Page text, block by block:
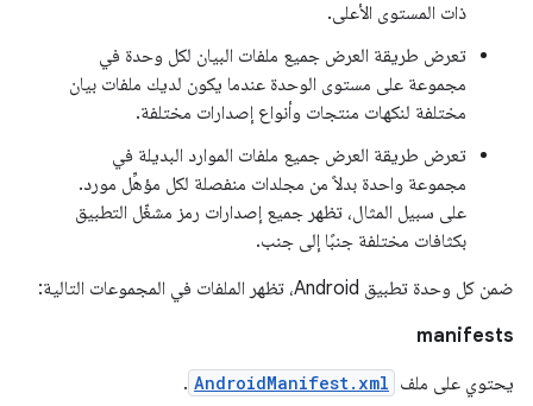
ذات المستوى الأعلى.
تعرض طريقة العرض جميع ملفات البيان لكل وحدة في
مجموعة على مستوى الوحدة عندما يكون لديك ملفات بيان
مختلفة لنكهات منتجات وأنواع إصدارات مختلفة.
تعرض طريقة العرض جميع ملفات الموارد البديلة في
مجموعة واحدة بدلاً من مجلدات منفصلة لكل مؤهِّل مورد.
على سبيل المثال، تظهر جميع إصدارات رمز مشغّل التطبيق
بكثافات مختلفة جنبًا إلى جنب.
ضمن كل وحدة تطبيق Android، تظهر الملفات في المجموعات التالية:
manifests
يحتوي على ملف AndroidManifest.xml
.